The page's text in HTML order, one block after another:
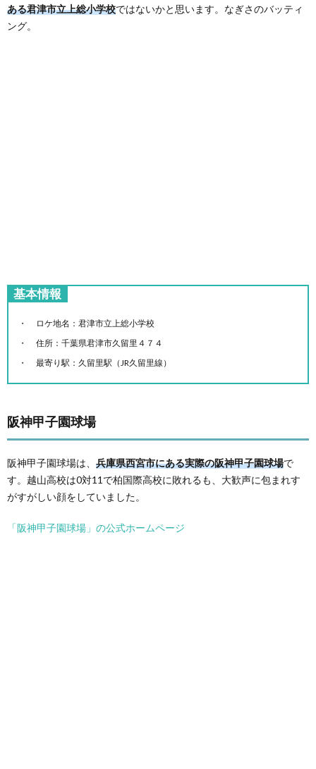
ある君津市立上総小学校ではないかと思います。なぎさのバッティ
ング。
基本情報
ロケ地名：君津市立上総小学校
住所：千葉県君津市久留里４７４
最寄り駅：久留里駅（JR久留里線）
阪神甲子園球場
阪神甲子園球場は、 兵庫県西宮市にある実際の阪神甲子園球場で
す。越山高校は0対11で柏国際高校に敗れるも、大歓声に包まれす
がすがしい顔をしていました。
「阪神甲子園球場」の公式ホームページ